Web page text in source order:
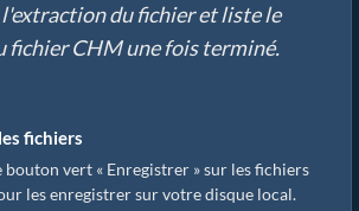
du fichier et liste le
fichier CHM une fois terminé.
fichiers
bouton vert « Enregistrer » sur les fichiers
les enregistrer sur votre disque local.